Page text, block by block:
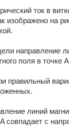
ток в
изображено на
направление
поля в точке
правильный
линий
совпадает с